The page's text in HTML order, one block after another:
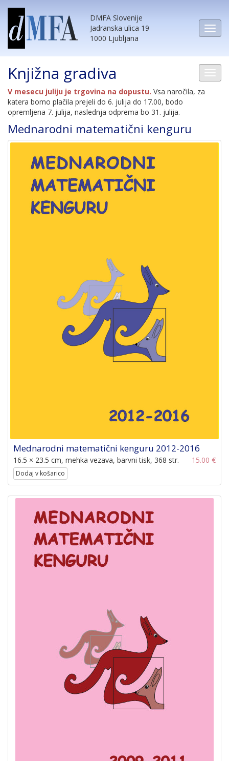
DMFA Slovenije
Jadranska ulica 19
1000 Ljubljana
Knjižna gradiva
V mesecu juliju je trgovina na dopustu. Vsa naročila, za
katera bomo plačila prejeli do 6. julija do 17.00, bodo
opremljena 7. julija, naslednja odprema bo 31. julija.
Mednarodni matematični kenguru
Mednarodni matematični kenguru 2012-2016
15.00 €
16.5 × 23.5 cm, mehka vezava, barvni tisk, 368 str.
Dodaj v košarico